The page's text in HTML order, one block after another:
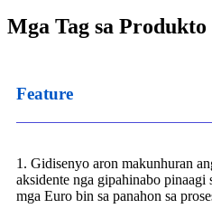
Mga Tag sa Produkto
Feature
1. Gidisenyo aron makunhuran
aksidente nga gipahinabo pinaagi
mga Euro bin sa panahon sa